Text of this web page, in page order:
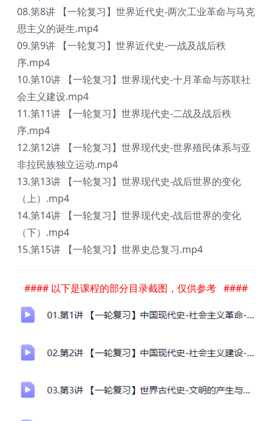
08.第8讲 【一轮复习】世界近代史-两次工业革命与马克
思主义的诞生.mp4
09.第9讲 【一轮复习】世界近代史-一战及战后秩
序.mp4
10.第10讲 【一轮复习】世界现代史-十月革命与苏联社
会主义建设.mp4
11.第11讲 【一轮复习】世界现代史-二战及战后秩
序.mp4
12.第12讲 【一轮复习】世界现代史-世界殖民体系与亚
非拉民族独立运动.mp4
13.第13讲 【一轮复习】世界现代史-战后世界的变化
（上）.mp4
14.第14讲 【一轮复习】世界现代史-战后世界的变化
（下）.mp4
15.第15讲 【一轮复习】世界史总复习.mp4
#### 以下是课程的部分目录截图，仅供参考 ####